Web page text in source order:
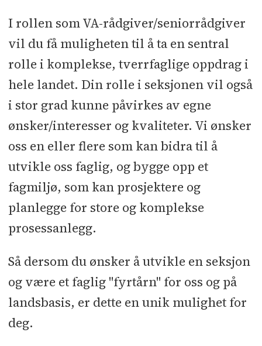
I rollen som VA-rådgiver/seniorrådgiver
vil du få muligheten til å ta en sentral
rolle i komplekse, tverrfaglige oppdrag i
hele landet. Din rolle i seksjonen vil også
i stor grad kunne påvirkes av egne
ønsker/interesser og kvaliteter. Vi ønsker
oss en eller flere som kan bidra til å
utvikle oss faglig, og bygge opp et
fagmiljø, som kan prosjektere og
planlegge for store og komplekse
prosessanlegg.
Så dersom du ønsker å utvikle en seksjon
og være et faglig "fyrtårn" for oss og på
landsbasis, er dette en unik mulighet for
deg.